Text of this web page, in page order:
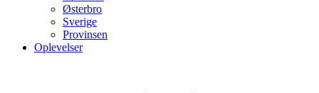
Østerbro
Sverige
Provinsen
Oplevelser